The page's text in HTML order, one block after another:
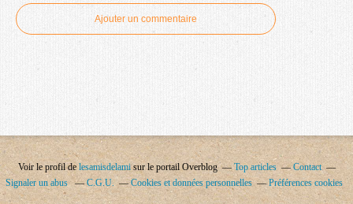
Ajouter un commentaire
Voir le profil de lesamisdelamisur le portail Overblog Top articles
Contact
Signaler un abus
C.G.U. Cookies et données personnelles Préférences cookies